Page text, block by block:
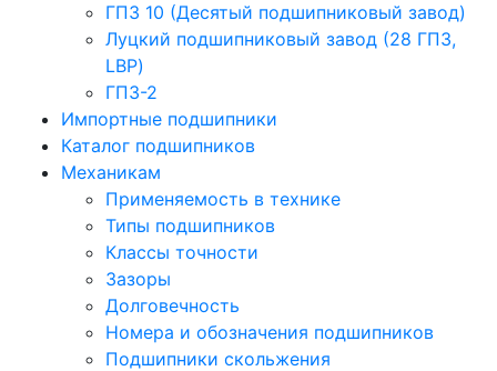
ГПЗ 10 (Десятый подшипниковый завод)
Луцкий подшипниковый завод (28 ГПЗ,
LBP)
ГПЗ-2
Импортные подшипники
Каталог подшипников
Механикам
Применяемость в технике
Типы подшипников
Классы точности
Зазоры
Долговечность
Номера и обозначения подшипников
Подшипники скольжения